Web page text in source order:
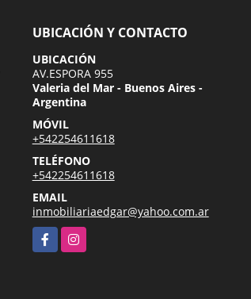
UBICACIÓN Y CONTACTO
UBICACIÓN
AV.ESPORA 955
Valeria del Mar - Buenos Aires -
Argentina
MÓVIL
+542254611618
TELÉFONO
+542254611618
EMAIL
inmobiliariaedgar@yahoo.com.ar
FacebookInstagram